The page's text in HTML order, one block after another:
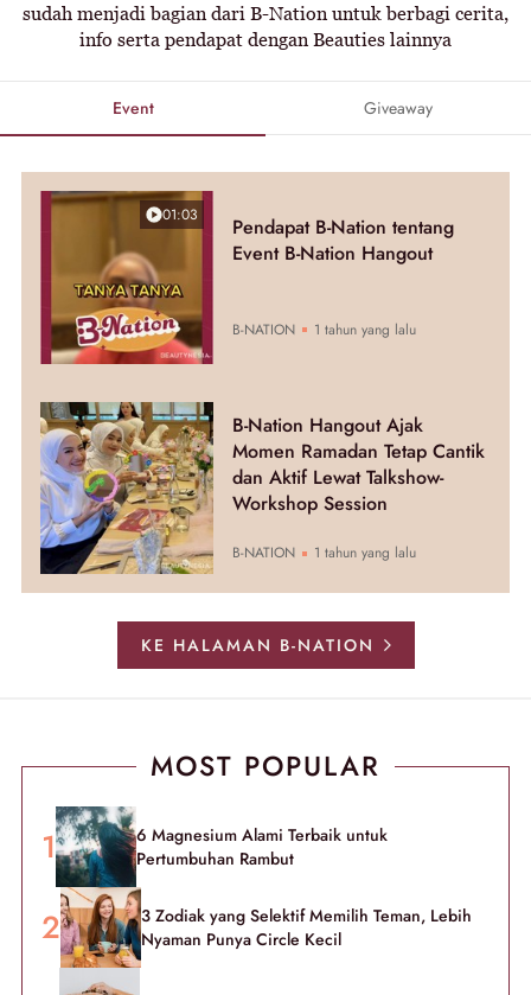
sudah menjadi bagian dari B-Nation untuk berbagi cerita,
info serta pendapat dengan Beauties lainnya
Event Giveaway
01:03
Pendapat B-Nation tentang
Event B-Nation Hangout
B-NATION 1 tahun yang lalu
B-Nation Hangout Ajak
Momen Ramadan Tetap Cantik
dan Aktif Lewat Talkshow-
Workshop Session
B-NATION 1 tahun yang lalu
KE HALAMAN B-NATION
MOST POPULAR
6 Magnesium Alami Terbaik untuk
Pertumbuhan Rambut
3 Zodiak yang Selektif Memilih Teman, Lebih
Nyaman Punya Circle Kecil